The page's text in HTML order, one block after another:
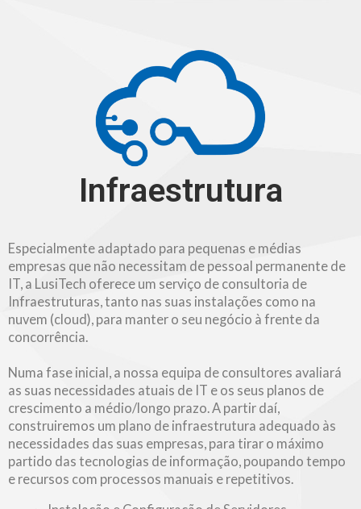
Infraestrutura
Especialmente adaptado para pequenas e médias
empresas que não necessitam de pessoal permanente de
IT, a LusiTech oferece um serviço de consultoria de
Infraestruturas, tanto nas suas instalações como na
nuvem (cloud), para manter o seu negócio à frente da
concorrência.
Numa fase inicial, a nossa equipa de consultores avaliará
as suas necessidades atuais de IT e os seus planos de
crescimento a médio/longo prazo. A partir daí,
construiremos um plano de infraestrutura adequado às
necessidades das suas empresas, para tirar o máximo
partido das tecnologias de informação, poupando tempo
e recursos com processos manuais e repetitivos.